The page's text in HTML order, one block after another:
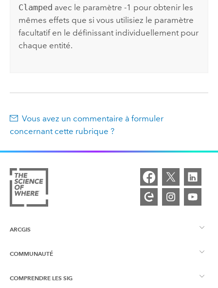
Clamped avec le paramètre -1 pour obtenir les
mêmes effets que si vous utilisiez le paramètre
facultatif en le définissant individuellement pour
chaque entité.
Vous avez un commentaire à formuler
concernant cette rubrique ?
ARCGIS
Vue d’ensemble d’ArcGIS
Cartographie
COMMUNAUTÉ
Esri Community
COMPRENDRE LES SIG